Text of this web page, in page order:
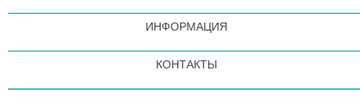
ИНФОРМАЦИЯ
КОНТАКТЫ